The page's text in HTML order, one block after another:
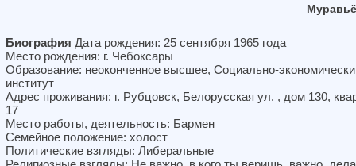
Биография Дата рождения: 25 сентября 1965 года
Место рождения: г. Чебоксары
Образование: неоконченное высшее, Социально-
институт
Адрес проживания: г. Рубцовск, Белорусская ул. , дом 130,
17
Место работы, деятельность: Бармен
Семейное положение: холост
Политические взгляды: Либеральные